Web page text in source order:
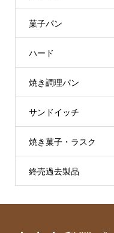
菓子パン
ハード
焼き調理パン
サンドイッチ
焼き菓子・ラスク
終売過去製品